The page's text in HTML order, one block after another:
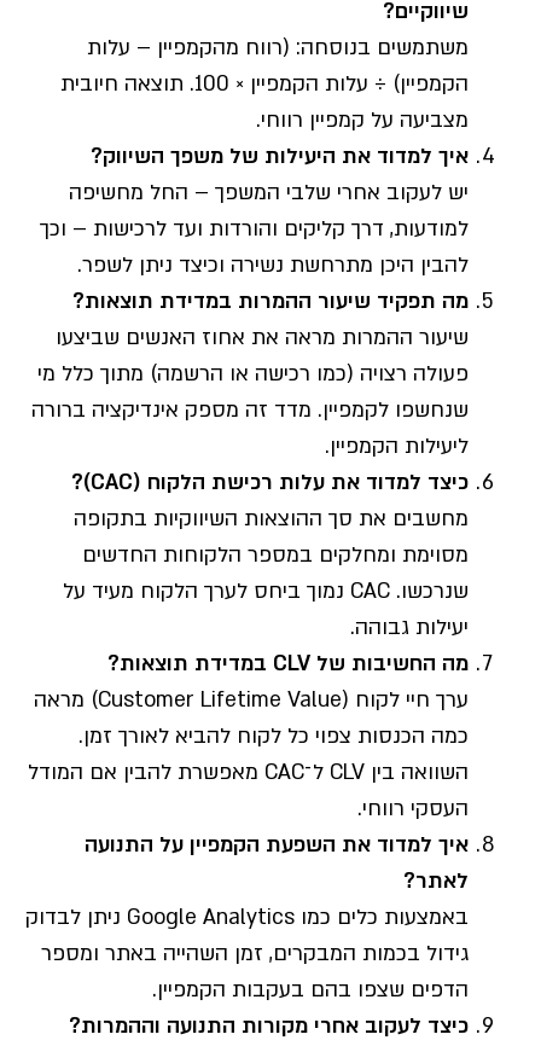
שיווקיים?
משתמשים בנוסחה: (רווח מהקמפיין – עלות
הקמפיין) ÷ עלות הקמפיין × 100. תוצאה חיובית
מצביעה על קמפיין רווחי.
איך למדוד את היעילות של משפך השיווק?
יש לעקוב אחרי שלבי המשפך – החל מחשיפה
למודעות, דרך קליקים והורדות ועד לרכישות – וכך
להבין היכן מתרחשת נשירה וכיצד ניתן לשפר.
מה תפקיד שיעור ההמרות במדידת תוצאות?
שיעור ההמרות מראה את אחוז האנשים שביצעו
פעולה רצויה (כמו רכישה או הרשמה) מתוך כלל מי
שנחשפו לקמפיין. מדד זה מספק אינדיקציה ברורה
ליעילות הקמפיין.
כיצד למדוד את עלות רכישת הלקוח (CAC)?
מחשבים את סך ההוצאות השיווקיות בתקופה
מסוימת ומחלקים במספר הלקוחות החדשים
שנרכשו. CAC נמוך ביחס לערך הלקוח מעיד על
יעילות גבוהה.
מה החשיבות של
במדידת תוצאות?
ערך חיי לקוח (Customer Lifetime Value) מראה
כמה הכנסות צפוי כל לקוח להביא לאורך זמן.
השוואה בין CLV ל־CAC מאפשרת להבין אם המודל
העסקי רווחי.
איך למדוד את השפעת הקמפיין על התנועה
לאתר?
באמצעות כלים כמו Google Analytics ניתן לבדוק
גידול בכמות המבקרים, זמן השהייה באתר ומספר
הדפים שצפו בהם בעקבות הקמפיין.
כיצד לעקוב אחרי מקורות התנועה וההמרות?